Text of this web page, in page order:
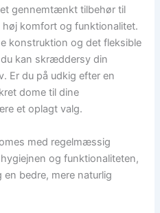
gennemtænkt tilbehør til
komfort og funktionalitet.
konstruktion og det fleksible
kan skræddersy din
Er du på udkig efter en
dome til dine
et oplagt valg.
med regelmæssig
og funktionaliteten,
bedre, mere naturlig